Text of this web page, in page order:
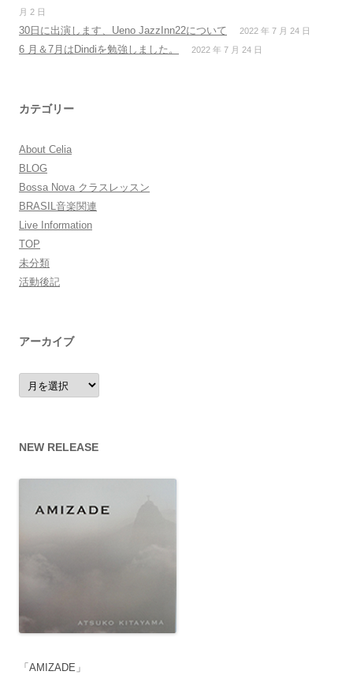
月 2 日
30日に出演します、Ueno JazzInn22について 2022 年 7 月 24 日
6 月＆7月はDindiを勉強しました。 2022 年 7 月 24 日
カテゴリー
About Celia
BLOG
Bossa Nova クラスレッスン
BRASIL音楽関連
Live Information
TOP
未分類
活動後記
アーカイブ
ア
ー
NEW RELEASE
「AMIZADE」